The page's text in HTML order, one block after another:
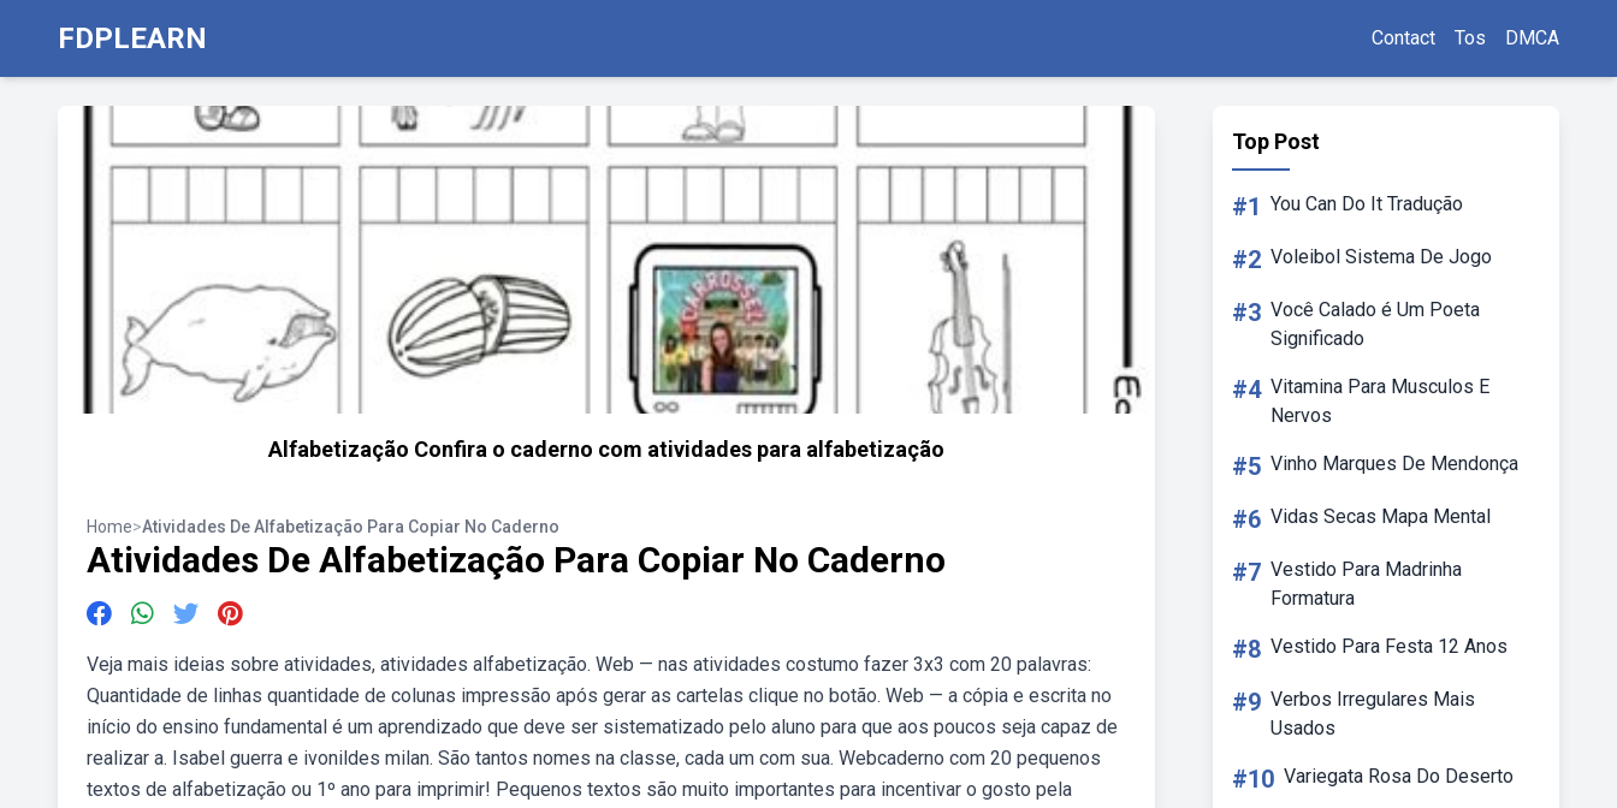
FDPLEARN Contact Tos DMCA
Alfabetização Confira o caderno com atividades para alfabetização
Home>Atividades De Alfabetização Para Copiar No Caderno
Atividades De Alfabetização Para Copiar No Caderno
Veja mais ideias sobre atividades, atividades alfabetização. Web — nas atividades costumo fazer 3x3 com 20 palavras:
Quantidade de linhas quantidade de colunas impressão após gerar as cartelas clique no botão. Web — a cópia e escrita no
início do ensino fundamental é um aprendizado que deve ser sistematizado pelo aluno para que aos poucos seja capaz de
realizar a. Isabel guerra e ivonildes milan. São tantos nomes na classe, cada um com sua. Webcaderno com 20 pequenos
textos de alfabetização ou 1º ano para imprimir! Pequenos textos são muito importantes para incentivar o gosto pela
Top Post
#1 You Can Do It Tradução
#2 Voleibol Sistema De Jogo
#3 Você Calado é Um Poeta
Significado
#4 Vitamina Para Musculos E
Nervos
#5 Vinho Marques De Mendonça
#6 Vidas Secas Mapa Mental
#7 Vestido Para Madrinha
Formatura
#8 Vestido Para Festa 12 Anos
#9 Verbos Irregulares Mais
Usados
#10 Variegata Rosa Do Deserto